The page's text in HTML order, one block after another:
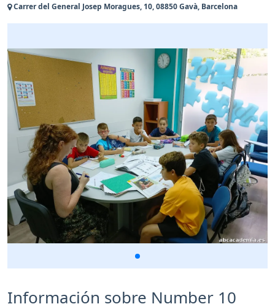
Carrer del General Josep Moragues, 10, 08850 Gavà, Barcelona
Información sobre Number 10